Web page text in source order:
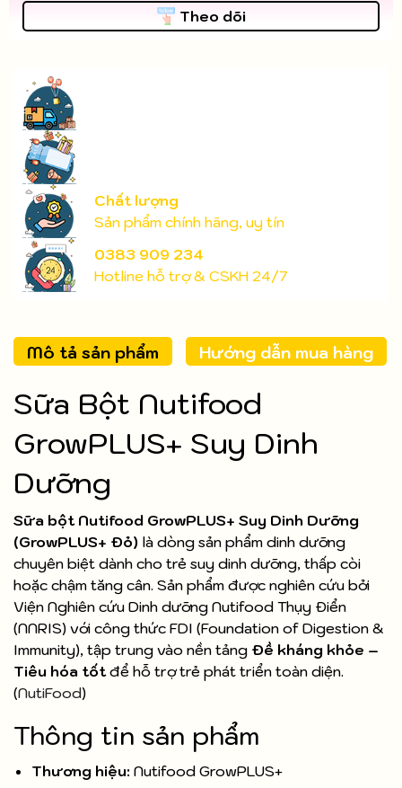
Theo dõi
Chất lượng
Sản phẩm chính hãng, uy tín
0383 909 234
Hotline hỗ trợ & CSKH 24/7
Mô tả sản phẩm Hướng dẫn mua hàng
Sữa Bột Nutifood
GrowPLUS+ Suy Dinh
Dưỡng
Sữa bột Nutifood GrowPLUS+ Suy Dinh Dưỡng
(GrowPLUS+ Đỏ) là dòng sản phẩm dinh dưỡng
chuyên biệt dành cho trẻ suy dinh dưỡng, thấp còi
hoặc chậm tăng cân. Sản phẩm được nghiên cứu bởi
Viện Nghiên cứu Dinh dưỡng Nutifood Thụy Điển
(NNRIS) với công thức FDI (Foundation of Digestion &
Immunity), tập trung vào nền tảng Đề kháng khỏe –
Tiêu hóa tốtđể hỗ trợ trẻ phát triển toàn diện.
(NutiFood)
Thông tin sản phẩm
Thương hiệu: Nutifood GrowPLUS+